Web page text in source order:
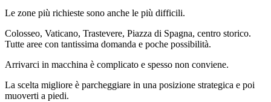
Le zone più richieste sono anche le più difficili.
Colosseo, Vaticano, Trastevere, Piazza di Spagna, centro storico.
Tutte aree con tantissima domanda e poche possibilità.
Arrivarci in macchina è complicato e spesso non conviene.
La scelta migliore è parcheggiare in una posizione strategica e poi
muoverti a piedi.